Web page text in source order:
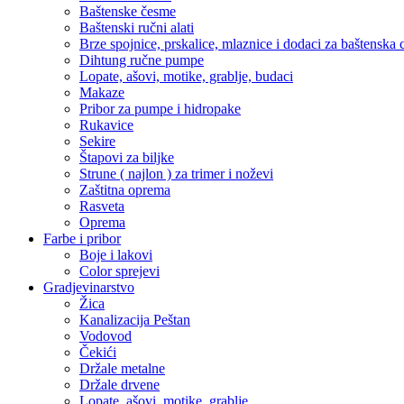
Baštenske česme
Baštenski ručni alati
Brze spojnice, prskalice, mlaznice i dodaci za baštenska
Dihtung ručne pumpe
Lopate, ašovi, motike, grablje, budaci
Makaze
Pribor za pumpe i hidropake
Rukavice
Sekire
Štapovi za biljke
Strune ( najlon ) za trimer i noževi
Zaštitna oprema
Rasveta
Oprema
Farbe i pribor
Boje i lakovi
Color sprejevi
Gradjevinarstvo
Žica
Kanalizacija Peštan
Vodovod
Čekići
Držale metalne
Držale drvene
Lopate, ašovi, motike, grablje,